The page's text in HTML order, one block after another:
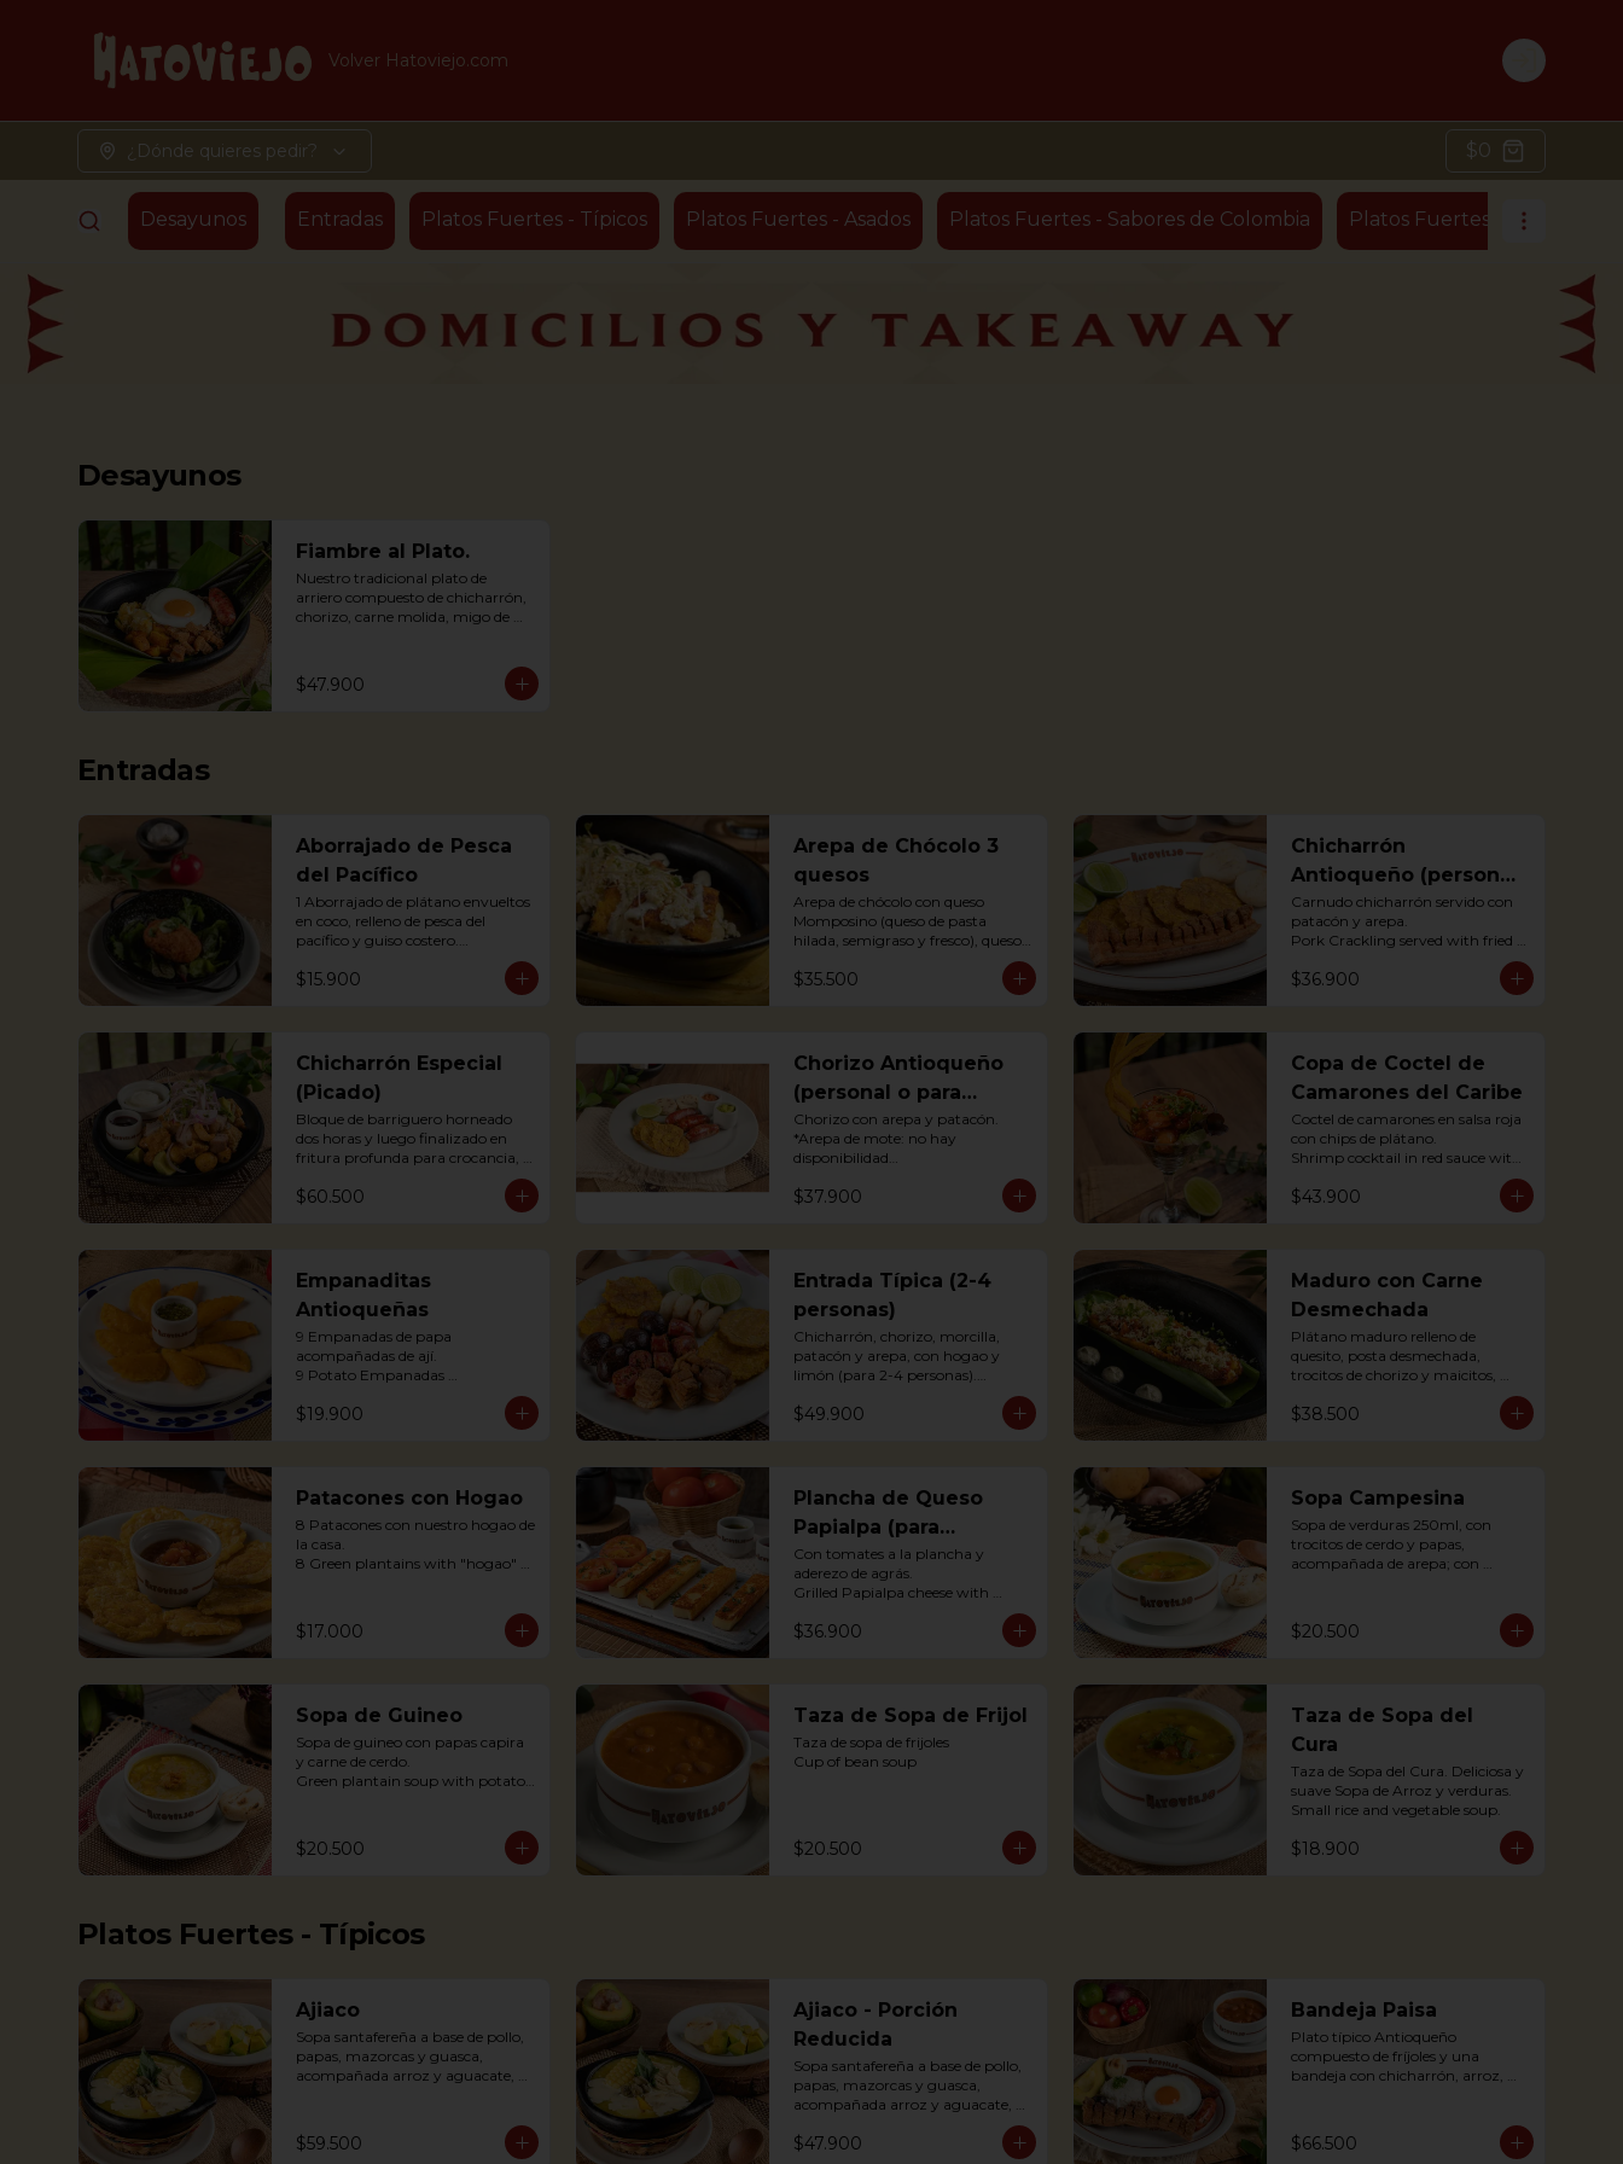
Volver Hatoviejo.com Login
¿Dónde quieres pedir? $0
Desayunos Entradas Platos Fuertes - Típicos Platos Fuertes - Asados Platos Fuertes - Sabores de Colombia Platos Fuertes - Ensaladas
Desayunos
Fiambre al Plato.
Nuestro tradicional plato de
arriero compuesto de chicharrón,
chorizo, carne molida, migo de
$47.900
Entradas
Aborrajado de Pesca
del Pacífico
1 Aborrajado de plátano envueltos
en coco, relleno de pesca del
pacífico y guiso costero.
Dorado o Bravo
1 Plantain adornment wrapped in
$15.900
Arepa de Chócolo 3
quesos
Arepa de chócolo con queso
Momposino (queso de pasta
hilada, semigraso y fresco), queso
$35.500
Chicharrón
Antioqueño (personal
o para compartir)
Carnudo chicharrón servido con
patacón y arepa.
Pork Crackling served with fried
$36.900
Chicharrón Especial
(Picado)
Bloque de barriguero horneado
dos horas y luego finalizado en
fritura profunda para crocancia,
acompañado de papitas criollas,
cebolla acevichada y reducción de
crispy crunchiness, accompanied
by creole potatoes, onion and
agras reduction.
$60.500
Chorizo Antioqueño
(personal o para
compartir)
Chorizo con arepa y patacón.
*Arepa de mote: no hay
disponibilidad
Antioquian Sausage with arepa
and green plantains.
$37.900
Copa de Coctel de
Camarones del Caribe
Coctel de camarones en salsa roja
con chips de plátano.
Shrimp cocktail in red sauce with
$43.900
Empanaditas
Antioqueñas
9 Empanadas de papa
acompañadas de ají.
9 Potato Empanadas
$19.900
Entrada Típica (2-4
personas)
Chicharrón, chorizo, morcilla,
patacón y arepa, con hogao y
limón (para 2-4 personas).
disponibilidad
persons).
$49.900
Maduro con Carne
Desmechada
Plátano maduro relleno de
quesito, posta desmechada,
trocitos de chorizo y maicitos,
rallado.
Sweet plantain filled with cheese,
cheese.
$38.500
Patacones con Hogao
8 Patacones con nuestro hogao de
la casa.
8 Green plantains with "hogao"
$17.000
Plancha de Queso
Papialpa (para
compartir)
Con tomates a la plancha y
aderezo de agrás.
Grilled Papialpa cheese with
dressing
$36.900
Sopa Campesina
Sopa de verduras 250ml, con
trocitos de cerdo y papas,
acompañada de arepa; con
chunks and potatoes,
accompanied by arepa; with pork
$20.500
Sopa de Guineo
Sopa de guineo con papas capira
y carne de cerdo.
Green plantain soup with potato
$20.500
Taza de Sopa de Frijol
Taza de sopa de frijoles
Cup of bean soup
$20.500
Taza de Sopa del
Cura
Taza de Sopa del Cura. Deliciosa y
suave Sopa de Arroz y verduras.
Small rice and vegetable soup.
$18.900
Platos Fuertes - Típicos
Ajiaco
Sopa santafereña a base de pollo,
papas, mazorcas y guasca,
acompañada arroz y aguacate,
An Ajiaco is Bogota’s chicken and
potato soup with corn on the cob
$59.500
Ajiaco - Porción
Reducida
Sopa santafereña a base de pollo,
papas, mazorcas y guasca,
acompañada arroz y aguacate,
crema de leche y alcaparras. (Foto
de porción completa).
$47.900
Bandeja Paisa
Plato típico Antioqueño
compuesto de fríjoles y una
bandeja con chicharrón, arroz,
frito y aguacate.
The bandeja paisa is our most
$66.500